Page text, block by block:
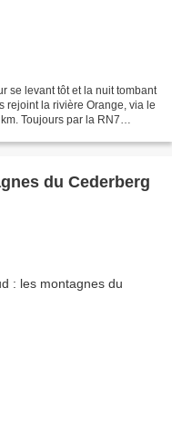
se levant tôt et la nuit tombant
rejoint la rivière Orange, via le
Toujours par la RN7
du Cederberg